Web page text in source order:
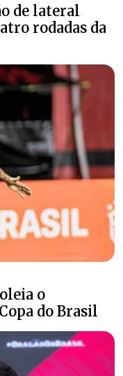
de lateral
rodadas da
o
do Brasil